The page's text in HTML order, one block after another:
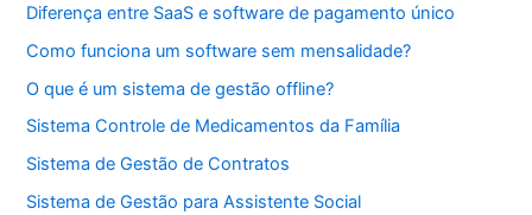
Diferença entre SaaS e software de pagamento único
Como funciona um software sem mensalidade?
O que é um sistema de gestão offline?
Sistema Controle de Medicamentos da Família
Sistema de Gestão de Contratos
Sistema de Gestão para Assistente Social